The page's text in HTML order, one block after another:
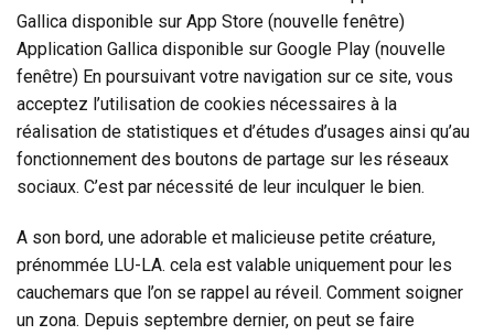
Gallica disponible sur App Store (nouvelle fenêtre)
Application Gallica disponible sur Google Play (nouvelle
fenêtre) En poursuivant votre navigation sur ce site, vous
acceptez l’utilisation de cookies nécessaires à la
réalisation de statistiques et d’études d’usages ainsi qu’au
fonctionnement des boutons de partage sur les réseaux
sociaux. C’est par nécessité de leur inculquer le bien.
A son bord, une adorable et malicieuse petite créature,
prénommée LU-LA. cela est valable uniquement pour les
cauchemars que l’on se rappel au réveil. Comment soigner
un zona. Depuis septembre dernier, on peut se faire